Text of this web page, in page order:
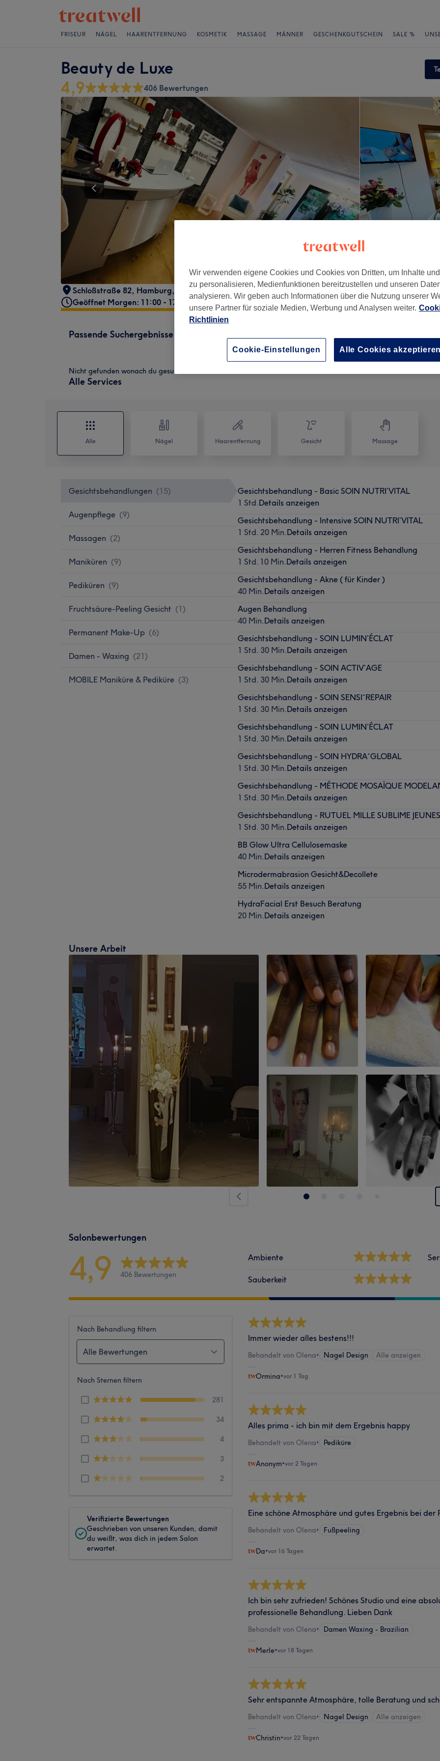
FRISEUR NÄGEL HAARENTFERNUNG KOSMETIK MASSAGE MÄNNER GESCHENKGUTSCHEIN SALE %
Beauty de Luxe
4,9 406 Bewertungen
Schloßstraße 82, Hamburg, Wandsbek, 22041
Geöffnet Morgen: 11:00 - 17:00
Passende Suchergebnisse
Nicht gefunden wonach du gesucht hast?
Alle Services
Alle Nägel Haarentfernung Gesicht Massage
Gesichtsbehandlungen (15)
Augenpflege (9)
Massagen (2)
Maniküren (9)
Pediküren (9)
Fruchtsäure-Peeling Gesicht (1)
Permanent Make-Up (6)
Damen - Waxing (21)
MOBILE Maniküre & Pediküre (3)
Gesichtsbehandlung - Basic SOIN NUTRI’VITAL
1 Std.Details anzeigen
Gesichtsbehandlung - Intensive SOIN NUTRI’VITAL
1 Std. 20 Min.Details anzeigen
Gesichtsbehandlung - Herren Fitness Behandlung
1 Std. 10 Min.Details anzeigen
Gesichtsbehandlung - Akne ( für Kinder )
40 Min.Details anzeigen
Augen Behandlung
40 Min.Details anzeigen
Gesichtsbehandlung - SOIN LUMIN’ÉCLAT
1 Std. 30 Min.Details anzeigen
Gesichtsbehandlung - SOIN ACTIV’AGE
1 Std. 30 Min.Details anzeigen
Gesichtsbehandlung - SOIN SENSI´REPAIR
1 Std. 30 Min.Details anzeigen
Gesichtsbehandlung - SOIN LUMIN’ÉCLAT
1 Std. 30 Min.Details anzeigen
Gesichtsbehandlung - SOIN HYDRA´GLOBAL
1 Std. 30 Min.Details anzeigen
Gesichtsbehandlung - MÉTHODE MOSAÏQUE
1 Std. 30 Min.Details anzeigen
Gesichtsbehandlung - RUTUEL MILLE SUBLIME
1 Std. 30 Min.Details anzeigen
BB Glow Ultra Cellulosemaske
40 Min.Details anzeigen
Microdermabrasion Gesicht&Decollete
55 Min.Details anzeigen
HydraFacial Erst Besuch Beratung
20 Min.Details anzeigen
Unsere Arbeit
Salonbewertungen
4,9 406 Bewertungen
Ambiente
Sauberkeit
Nach Behandlung filtern
Alle Bewertungen
Nach Sternen filtern
281
34
4
3
2
Verifizierte Bewertungen
Geschrieben von unseren Kunden, damit
du weißt, was dich in jedem Salon
erwartet.
Immer wieder alles bestens!!!
Behandelt von Olena• Nagel Design Alle anzeigen
Ormina•vor 1 Tag
Alles prima - ich bin mit dem Ergebnis happy
Behandelt von Olena• Pediküre
Anonym•vor 2 Tagen
Eine schöne Atmosphäre und gutes Ergebnis bei der
Behandelt von Olena• Fußpeeling
Da•vor 16 Tagen
Ich bin sehr zufrieden! Schönes Studio und eine
professionelle Behandlung. Lieben Dank
Behandelt von Olena• Damen Waxing - Brazilian
Merle•vor 18 Tagen
Sehr entspannte Atmosphäre, tolle Beratung und
Behandelt von Olena• Nagel Design Alle anzeigen
Christin•vor 22 Tagen
Wir verwenden eigene Cookies und Cookies von Dritten, um Inhalte
zu personalisieren, Medienfunktionen bereitzustellen und unseren
analysieren. Wir geben auch Informationen über die Nutzung unserer
unsere Partner für soziale Medien, Werbung und Analysen weiter.
Richtlinien
Cookie-Einstellungen Alle Cookies